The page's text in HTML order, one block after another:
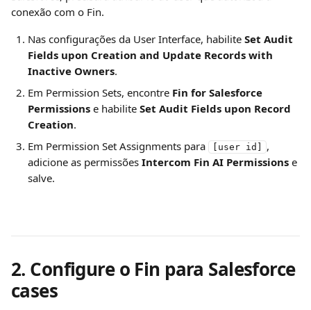
conexão com o Fin.
Nas configurações da User Interface, habilite Set Audit
Fields upon Creation and Update Records with
Inactive Owners.
Em Permission Sets, encontre Fin for Salesforce
Permissions e habilite Set Audit Fields upon Record
Creation.
Em Permission Set Assignments para
[user id]
,
adicione as permissões Intercom Fin AI Permissions e
salve.
2. Configure o Fin para Salesforce
cases